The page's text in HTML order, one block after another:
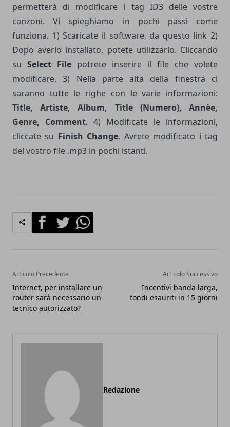
permetterà di modificare i tag ID3 delle vostre
canzoni. Vi spieghiamo in pochi passi come
funziona. 1) Scaricate il software, da questo link 2)
Dopo averlo installato, potete utilizzarlo. Cliccando
su Select File potrete inserire il file che volete
modificare. 3) Nella parte alta della finestra ci
saranno tutte le righe con le varie informazioni:
Title, Artiste, Album, Title (Numero), Annèe,
Genre, Comment. 4) Modificate le informazioni,
cliccate su Finish Change. Avrete modificato i tag
del vostro file .mp3 in pochi istanti.
FacebookTwitterWhatsapp
Articolo Precedente
Internet, per installare un
router sarà necessario un
tecnico autorizzato?
Articolo Successivo
Incentivi banda larga,
fondi esauriti in 15 giorni
Redazione